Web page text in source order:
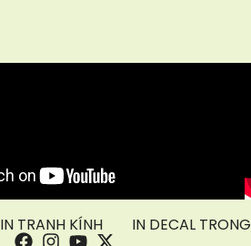
IN TRANH KÍNH IN DECAL TRONG